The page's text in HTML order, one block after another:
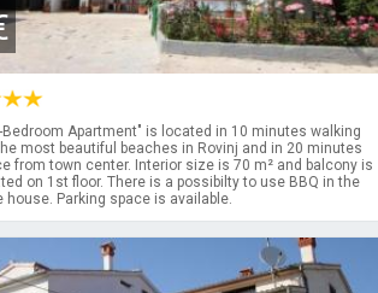
Bedroom Apartment" is located in 10 minutes walking
most beautiful beaches in Rovinj and in 20 minutes
from town center. Interior size is 70 m² and balcony is
on 1st floor. There is a possibilty to use BBQ in the
Parking space is available.